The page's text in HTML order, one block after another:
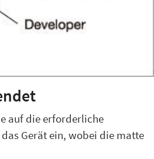
auf die erforderliche
Gerät ein, wobei die matte